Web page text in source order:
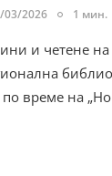
03/2026 1 мин.
и четене на
време на